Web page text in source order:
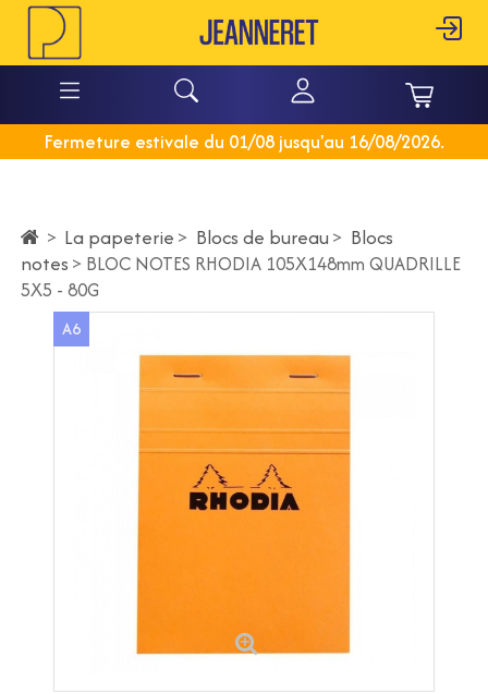
Fermeture estivale du 01/08 jusqu'au 16/08/2026.
> La papeterie > Blocs de bureau > Blocs
notes > BLOC NOTES RHODIA 105X148mm QUADRILLE
5X5 - 80G
A6